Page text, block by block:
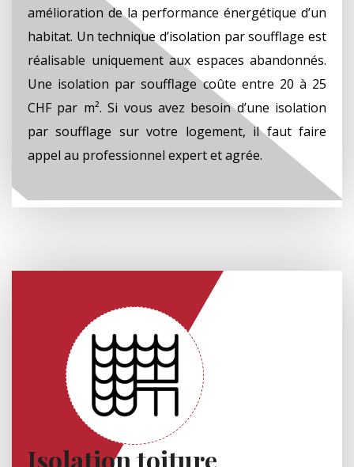
amélioration de la performance énergétique d’un
habitat. Un technique d’isolation par soufflage est
réalisable uniquement aux espaces abandonnés.
Une isolation par soufflage coûte entre 20 à 25
CHF par m². Si vous avez besoin d’une isolation
par soufflage sur votre logement, il faut faire
appel au professionnel expert et agrée.
Isolation toiture